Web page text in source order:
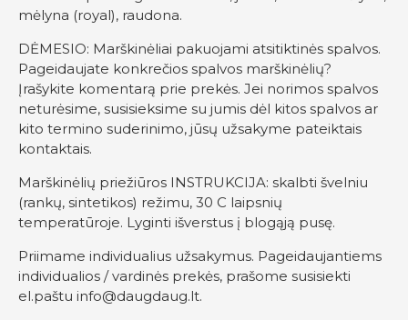
mėlyna (royal), raudona.
DĖMESIO: Marškinėliai pakuojami atsitiktinės spalvos.
Pageidaujate konkrečios spalvos marškinėlių?
Įrašykite komentarą prie prekės. Jei norimos spalvos
neturėsime, susisieksime su jumis dėl kitos spalvos ar
kito termino suderinimo, jūsų užsakyme pateiktais
kontaktais.
Marškinėlių priežiūros INSTRUKCIJA: skalbti švelniu
(rankų, sintetikos) režimu, 30 C laipsnių
temperatūroje. Lyginti išverstus į blogąją pusę.
Priimame individualius užsakymus. Pageidaujantiems
individualios / vardinės prekės, prašome susisiekti
el.paštu info@daugdaug.lt.